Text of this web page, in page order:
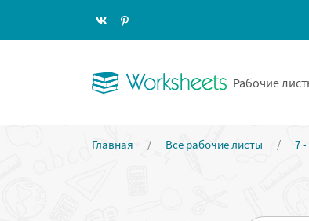
Рабочие
Главная / Все рабочие листы / 7 -